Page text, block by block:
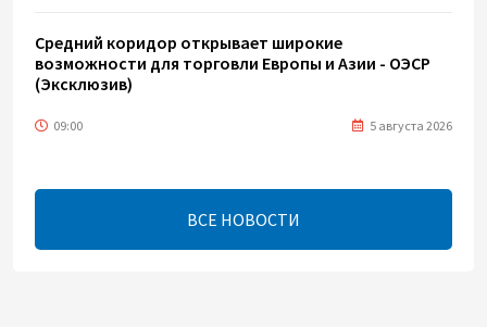
Средний коридор открывает широкие
возможности для торговли Европы и Азии - ОЭСР
(Эксклюзив)
09:00 5 августа 2026
Центральная Азия ускоряет цифровой переход:
08:00 5 августа 2026
ВСЕ НОВОСТИ